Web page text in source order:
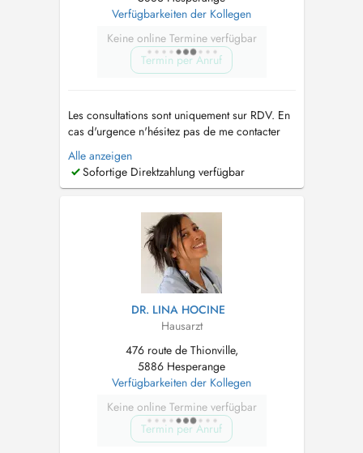
Verfügbarkeiten der Kollegen
Keine online Termine verfügbar
Termin per Anruf
Les consultations sont uniquement sur RDV. En
cas d'urgence n'hésitez pas de me contacter
par mail:
288559-1 Merci de votre compréhension que
Dr Pamela Frisch ne prend plus de nouveau
sauf urgences ou échographies. C...
Alle anzeigen
Sofortige Direktzahlung verfügbar
DR. LINA HOCINE
Hausarzt
476 route de Thionville,
5886 Hesperange
Verfügbarkeiten der Kollegen
Keine online Termine verfügbar
Termin per Anruf